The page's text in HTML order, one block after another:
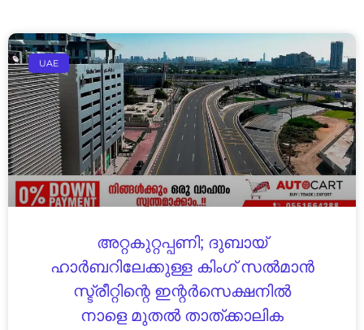
UAE
അറ്റകുറ്റപ്പണി; ദുബായ്
ഹാർബറിലേക്കുള്ള കിംഗ് സൽമാൻ
സ്ട്രീറ്റിന്റെ ഇന്റർസെക്ഷനിൽ
നാളെ മുതൽ താത്ക്കാലിക